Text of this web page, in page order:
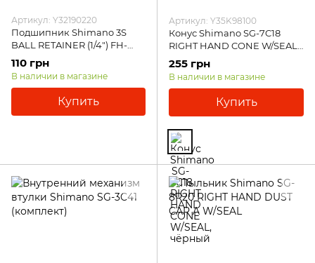
Артикул: Y32190220
Подшипник Shimano 3S
BALL RETAINER (1/4") FH-
IM50/40-NT/45, SG-4R31/35
110 грн
В наличии в магазине
Купить
Артикул: Y35K98100
Конус Shimano SG-7C18
RIGHT HAND CONE W/SEAL,
чёрный
255 грн
В наличии в магазине
Купить